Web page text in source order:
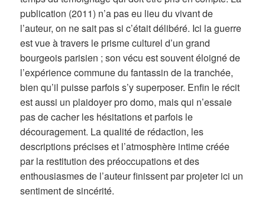
publication (2011) n’a pas eu lieu du vivant de
l’auteur, on ne sait pas si c’était délibéré. Ici la guerre
est vue à travers le prisme culturel d’un grand
bourgeois parisien ; son vécu est souvent éloigné de
l’expérience commune du fantassin de la tranchée,
bien qu’il puisse parfois s’y superposer. Enfin le récit
est aussi un plaidoyer pro domo, mais qui n’essaie
pas de cacher les hésitations et parfois le
découragement. La qualité de rédaction, les
descriptions précises et l’atmosphère intime créée
par la restitution des préoccupations et des
enthousiasmes de l’auteur finissent par projeter ici un
sentiment de sincérité.